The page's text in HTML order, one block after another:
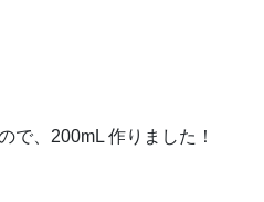
で、200mL 作りました！